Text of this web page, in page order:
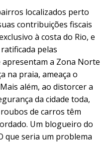
localizados perto
contribuições fiscais
à costa do Rio, e
pelas
a Zona Norte
na praia, ameaça o
além, ao distorcer a
da cidade toda,
de carros têm
Um blogueiro do
que seria um problema